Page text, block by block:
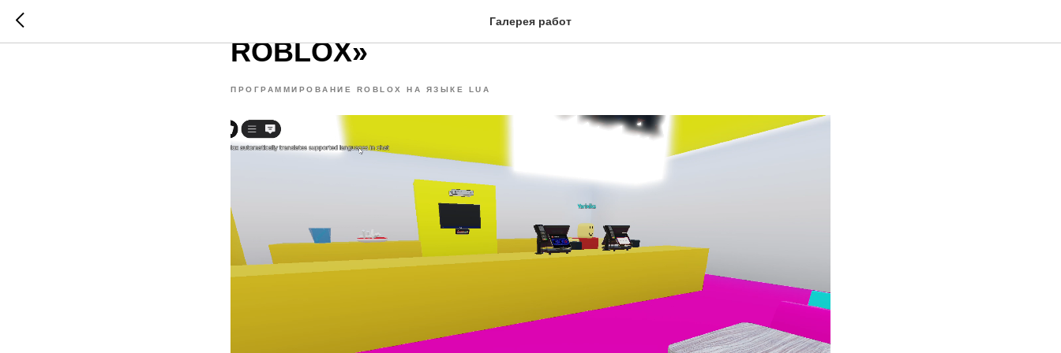
Галерея работ
Симулятор кафе «CHICKO - Вкус Кореи в
ROBLOX»
ПРОГРАММИРОВАНИЕ ROBLOX НА ЯЗЫКЕ LUA